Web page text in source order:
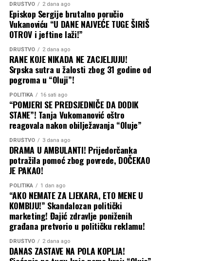
Ujedno se zahvalio Turkiju Alalšiku, glavnom čovjeku
ovog turnira, na pozivu da i ove godine bude dio
egzibicije.
Proteklih godina teniseri su samo za učešće dobijali
miliona dolara
čakšest miliona dolara..
Siner ga oba puta zaustavio u
polufinalu
Đoković je prethodne dvije godine gubio u polufinalima
prenosiNova.rs
Ipak, 2024. godine savladao je Rafaela Nadala u meču za
treće mjesto, dok je prošle godine predao duel za bronzu
Tejloru Fricu.
Zanimljivo je da se Karlos Alkaraz još nije u potpunosti
DRUŠTVO 2 dana ago
Episkop Sergije brutalno poručio
Vukanoviću “U DANE NAJVEĆE TUGE ŠIRIŠ
OTROV i jeftine laži!”
DRUŠTVO 2 dana ago
RANE KOJE NIKADA NE ZACJELJUJU!
Srpska sutra u žalosti zbog 31 godine od
pogroma u “Oluji”!
POLITIKA 16 sati ago
“POMJERI SE PREDSJEDNIČE DA DODIK
STANE”! Tanja Vukomanović oštro
reagovala nakon obilježavanja “Oluje”
DRUŠTVO 3 dana ago
DRAMA U AMBULANTI! Prijedorčanka
potražila pomoć zbog povrede, DOČEKAO
JE PAKAO!
POLITIKA 1 dan ago
“AKO NEMATE ZA LJEKARA, ETO MENE U
KOMBIJU!” Skandalozan politički
marketing! Đajić zdravlje poniženih
građana pretvorio u političku reklamu!
DRUŠTVO 2 dana ago
DANAS ZASTAVE NA POLA KOPLJA!